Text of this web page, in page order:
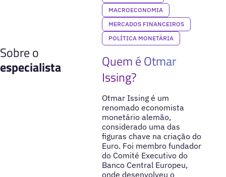
MACROECONOMIA
MERCADOS FINANCEIROS
POLÍTICA MONETÁRIA
Sobre o
especialista
Quem é Otmar
Issing?
Otmar Issing é um
renomado economista
monetário alemão,
considerado uma das
figuras chave na criação do
Euro. Foi membro fundador
do Comité Executivo do
Banco Central Europeu,
onde desenvolveu o